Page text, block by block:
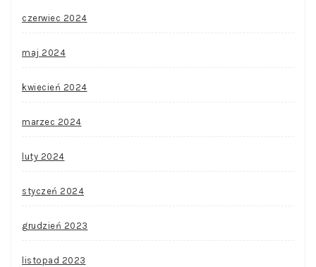
czerwiec 2024
maj 2024
kwiecień 2024
marzec 2024
luty 2024
styczeń 2024
grudzień 2023
listopad 2023